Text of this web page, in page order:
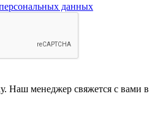
данных
Наш менеджер свяжется с вами в